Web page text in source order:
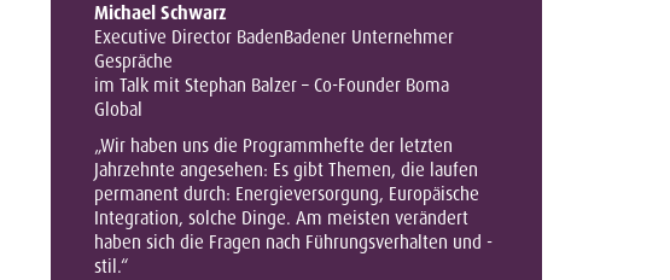
Michael Schwarz
Executive Director BadenBadener Unternehmer
Gespräche
im Talk mit Stephan Balzer – Co-Founder Boma
Global
„Wir haben uns die Programmhefte der letzten
Jahrzehnte angesehen: Es gibt Themen, die laufen
permanent durch: Energieversorgung, Europäische
Integration, solche Dinge. Am meisten verändert
haben sich die Fragen nach Führungsverhalten und -
stil.“